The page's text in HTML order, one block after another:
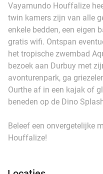
Vayamundo Houffalize
twin kamers zijn van alle
enkele bedden, een eigen
gratis wifi. Ontspan
het tropische zwembad
bezoek aan Durbuy met
avonturenpark, ga
Ourthe af in een kajak of
beneden op de Dino
Beleef een onvergetelijke
Houffalize!